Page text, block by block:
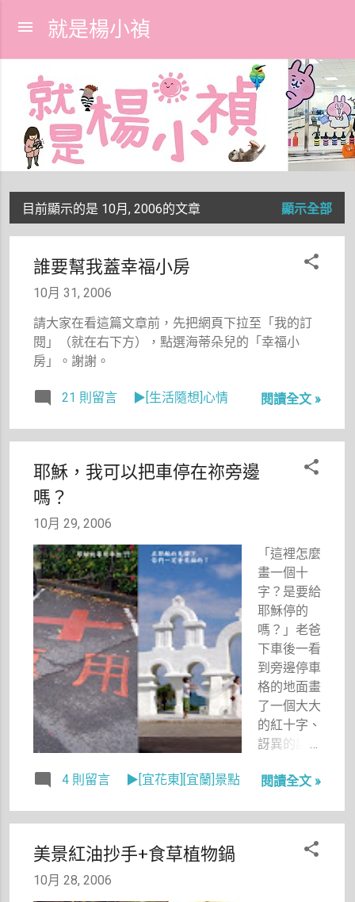
跳到主要內容
就是楊小禎
發
目前顯示的是 10月, 2006的文章 顯示全部
誰要幫我蓋幸福小房
10月 31, 2006
請大家在看這篇文章前，先把網頁下拉至「我的訂
閱」（就在右下方），點選海蒂朵兒的「幸福小
房」。謝謝。
21 則留言 ▶[生活隨想]心情 閱讀全文 »
耶穌，我可以把車停在祢旁邊
嗎？
10月 29, 2006
「這裡怎麼
畫一個十
字？是要給
耶穌停的
嗎？」老爸
下車後一看
到旁邊停車
格的地面畫
了一個大大
的紅十字、
訝異的說。
對不是搞
老爸了解的
程度，絕對
4 則留言 ▶[宜花東][宜蘭]景點 閱讀全文 »
美景紅油抄手+食草植物鍋
10月 28, 2006